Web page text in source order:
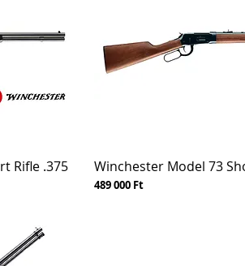
Rifle .375
Winchester Model 73
Ár
489 000 Ft